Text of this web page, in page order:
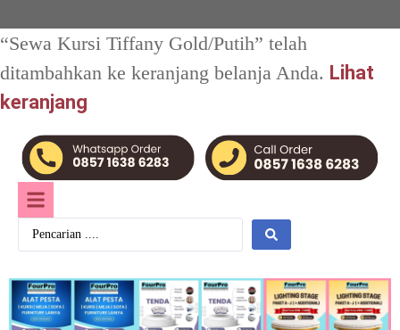
“Sewa Kursi Tiffany Gold/Putih” telah
ditambahkan ke keranjang belanja Anda. Lihat
keranjang